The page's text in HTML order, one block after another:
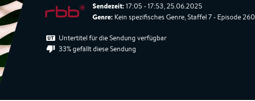
Sendezeit: 17:05 - 17:53, 25.06.2025
Genre: Kein spezifisches Genre, Staffel 7 - Episode 260
Untertitel für die Sendung verfügbar
33% gefällt diese Sendung